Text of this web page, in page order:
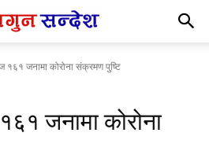
१६१ जनामा कोरोना संक्रमण पुष्टि
जनामा कोरोना